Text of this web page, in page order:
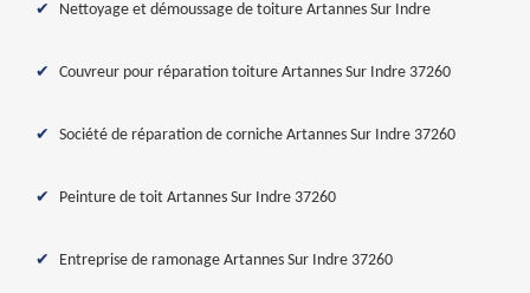
Nettoyage et démoussage de toiture Artannes Sur Indre
Couvreur pour réparation toiture Artannes Sur Indre 37260
Société de réparation de corniche Artannes Sur Indre 37260
Peinture de toit Artannes Sur Indre 37260
Entreprise de ramonage Artannes Sur Indre 37260